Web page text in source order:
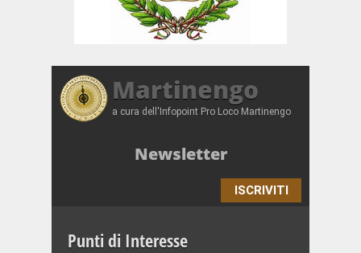
Martinengo
a cura dell'Infopoint Pro Loco Martinengo
Newsletter
ISCRIVITI
Punti di Interesse